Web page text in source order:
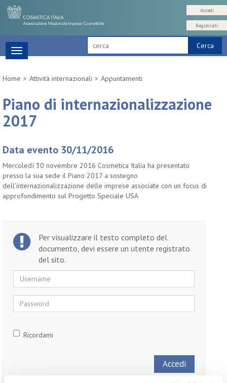
Cerca
Accedi
Registrati
Toggle
navigation
Home
Attività internazionali Appuntamenti
Piano di internazionalizzazione
2017
Data evento 30/11/2016
Mercoledì 30 novembre 2016 Cosmetica Italia ha presentato
presso la sua sede il Piano 2017 a sostegno
dell'internazionalizzazione delle imprese associate con un focus di
approfondimento sul Progetto Speciale USA
Per visualizzare il testo completo del
documento, devi essere un utente registrato
del sito.
Username
Password
Ricordami